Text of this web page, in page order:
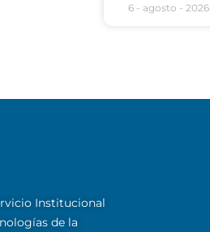
6 - agosto - 2026
Institucional
de la